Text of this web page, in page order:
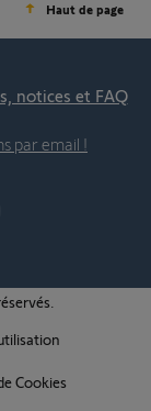
Haut de page
notices et FAQ
par email !
Cookies